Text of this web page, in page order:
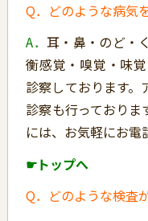
Q．どのような病気
A． 耳・鼻・のど・
衡感覚・嗅覚・味
診察しております。
診察も行っておりま
には、お気軽にお電
☛トップへ
Q．どのような検査